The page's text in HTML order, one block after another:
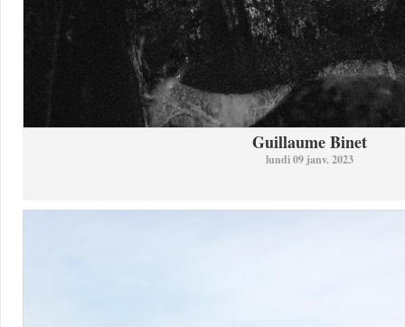
Guillaume Binet
lundi 09 janv. 2023